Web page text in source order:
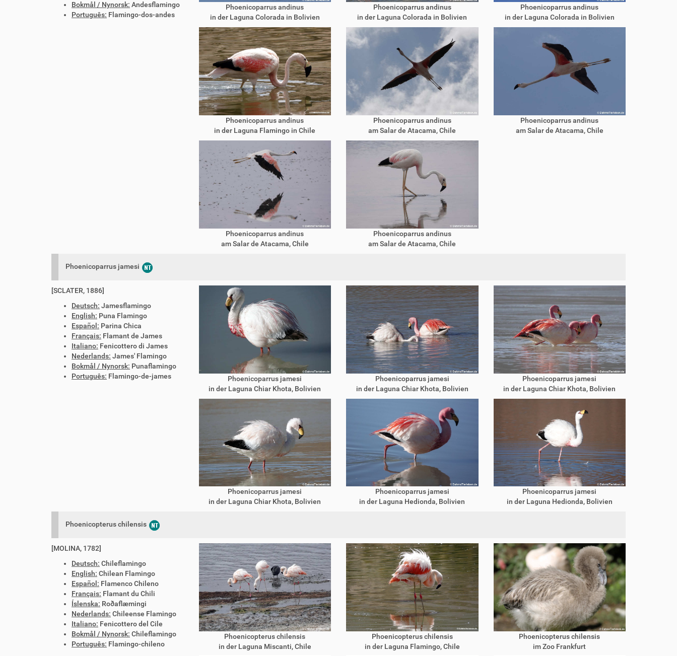
Bokmål / Nynorsk: Andesflamingo
Português: Flamingo-dos-andes
Phoenicoparrus andinus
in der Laguna Colorada in Bolivien
Phoenicoparrus andinus
in der Laguna Flamingo in Chile
Phoenicoparrus andinus
am Salar de Atacama, Chile
Phoenicoparrus andinus
in der Laguna Colorada in Bolivien
Phoenicoparrus andinus
am Salar de Atacama, Chile
Phoenicoparrus andinus
am Salar de Atacama, Chile
Phoenicoparrus andinus
in der Laguna Colorada in Bolivien
Phoenicoparrus andinus
am Salar de Atacama, Chile
Phoenicoparrus jamesi
[SCLATER, 1886]
Deutsch: Jamesflamingo
English: Puna Flamingo
Español: Parina Chica
Français: Flamant de James
Italiano: Fenicottero di James
Nederlands: James' Flamingo
Bokmål / Nynorsk: Punaflamingo
Português: Flamingo-de-james
Phoenicoparrus jamesi
in der Laguna Chiar Khota, Bolivien
Phoenicoparrus jamesi
in der Laguna Chiar Khota, Bolivien
Phoenicoparrus jamesi
in der Laguna Chiar Khota, Bolivien
Phoenicoparrus jamesi
in der Laguna Hedionda, Bolivien
Phoenicoparrus jamesi
in der Laguna Chiar Khota, Bolivien
Phoenicoparrus jamesi
in der Laguna Hedionda, Bolivien
Phoenicopterus chilensis
[MOLINA, 1782]
Deutsch: Chileflamingo
English: Chilean Flamingo
Español: Flamenco Chileno
Français: Flamant du Chili
Íslenska: Roðaflæmingi
Nederlands: Chileense Flamingo
Italiano: Fenicottero del Cile
Bokmål / Nynorsk: Chileflamingo
Português: Flamingo-chileno
Phoenicopterus chilensis
in der Laguna Miscanti, Chile
Phoenicopterus chilensis
in der Laguna Flamingo, Chile
Phoenicopterus chilensis
im Zoo Frankfurt